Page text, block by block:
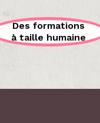
Des formations
à taille humaine